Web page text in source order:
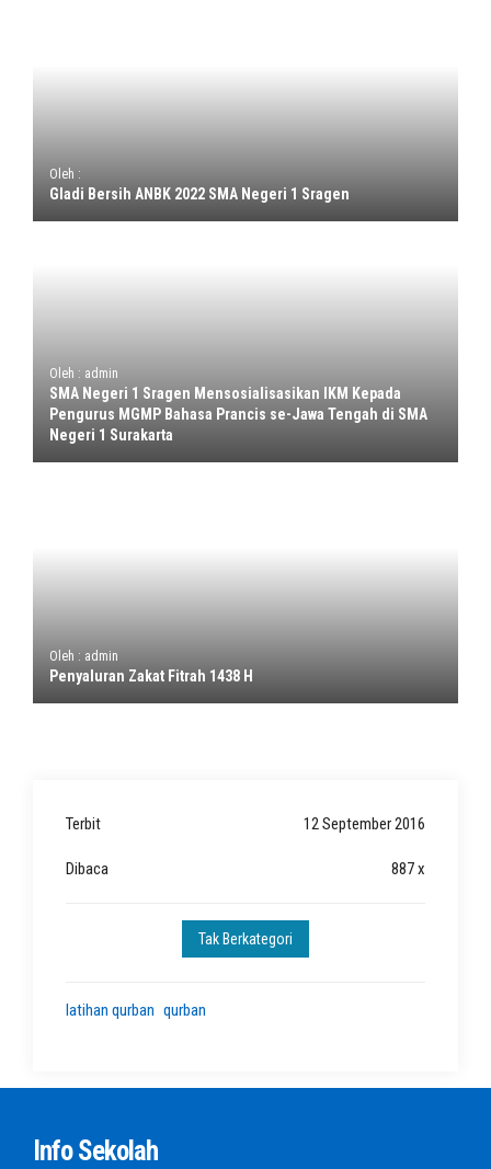
Oleh :
Gladi Bersih ANBK 2022 SMA Negeri 1 Sragen
Oleh : admin
SMA Negeri 1 Sragen Mensosialisasikan IKM Kepada
Pengurus MGMP Bahasa Prancis se-Jawa Tengah di SMA
Negeri 1 Surakarta
Oleh : admin
Penyaluran Zakat Fitrah 1438 H
Terbit 12 September 2016
Dibaca 887 x
Tak Berkategori
latihan qurban qurban
Info Sekolah